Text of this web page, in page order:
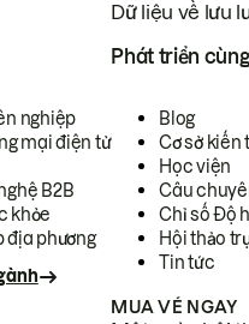
Dữ liệu về lưu
nghiệp
mại điện tử
B2B
khỏe
địa phương
Phát triển
Blog
Cơ sở kiến
Học viện
Câu
Chỉ số Độ
Hội thảo
Tin tức
MUA VÉ NGAY